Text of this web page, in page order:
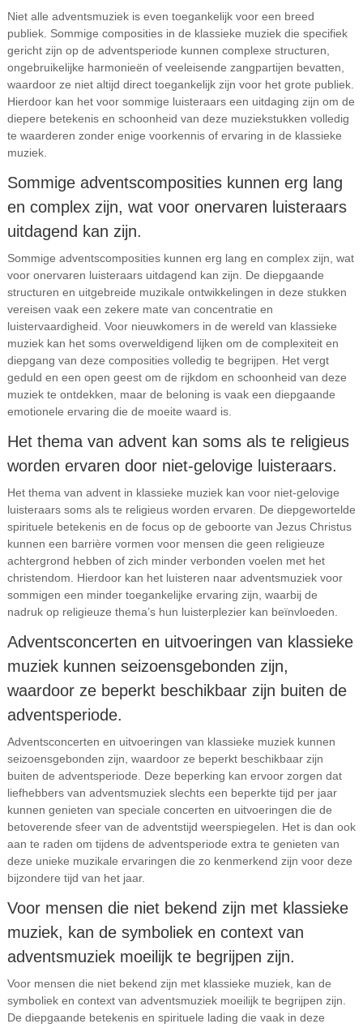
Niet alle adventsmuziek is even toegankelijk voor een breed
publiek. Sommige composities in de klassieke muziek die specifiek
gericht zijn op de adventsperiode kunnen complexe structuren,
ongebruikelijke harmonieën of veeleisende zangpartijen bevatten,
waardoor ze niet altijd direct toegankelijk zijn voor het grote publiek.
Hierdoor kan het voor sommige luisteraars een uitdaging zijn om de
diepere betekenis en schoonheid van deze muziekstukken volledig
te waarderen zonder enige voorkennis of ervaring in de klassieke
muziek.
Sommige adventscomposities kunnen erg lang
en complex zijn, wat voor onervaren luisteraars
uitdagend kan zijn.
Sommige adventscomposities kunnen erg lang en complex zijn, wat
voor onervaren luisteraars uitdagend kan zijn. De diepgaande
structuren en uitgebreide muzikale ontwikkelingen in deze stukken
vereisen vaak een zekere mate van concentratie en
luistervaardigheid. Voor nieuwkomers in de wereld van klassieke
muziek kan het soms overweldigend lijken om de complexiteit en
diepgang van deze composities volledig te begrijpen. Het vergt
geduld en een open geest om de rijkdom en schoonheid van deze
muziek te ontdekken, maar de beloning is vaak een diepgaande
emotionele ervaring die de moeite waard is.
Het thema van advent kan soms als te religieus
worden ervaren door niet-gelovige luisteraars.
Het thema van advent in klassieke muziek kan voor niet-gelovige
luisteraars soms als te religieus worden ervaren. De diepgewortelde
spirituele betekenis en de focus op de geboorte van Jezus Christus
kunnen een barrière vormen voor mensen die geen religieuze
achtergrond hebben of zich minder verbonden voelen met het
christendom. Hierdoor kan het luisteren naar adventsmuziek voor
sommigen een minder toegankelijke ervaring zijn, waarbij de
nadruk op religieuze thema’s hun luisterplezier kan beïnvloeden.
Adventsconcerten en uitvoeringen van klassieke
muziek kunnen seizoensgebonden zijn,
waardoor ze beperkt beschikbaar zijn buiten de
adventsperiode.
Adventsconcerten en uitvoeringen van klassieke muziek kunnen
seizoensgebonden zijn, waardoor ze beperkt beschikbaar zijn
buiten de adventsperiode. Deze beperking kan ervoor zorgen dat
liefhebbers van adventsmuziek slechts een beperkte tijd per jaar
kunnen genieten van speciale concerten en uitvoeringen die de
betoverende sfeer van de adventstijd weerspiegelen. Het is dan ook
aan te raden om tijdens de adventsperiode extra te genieten van
deze unieke muzikale ervaringen die zo kenmerkend zijn voor deze
bijzondere tijd van het jaar.
Voor mensen die niet bekend zijn met klassieke
muziek, kan de symboliek en context van
adventsmuziek moeilijk te begrijpen zijn.
Voor mensen die niet bekend zijn met klassieke muziek, kan de
symboliek en context van adventsmuziek moeilijk te begrijpen zijn.
De diepgaande betekenis en spirituele lading die vaak in deze